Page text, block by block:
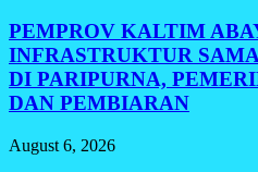
PEMPROV KALTIM
INFRASTRUKTUR
DI PARIPURNA,
DAN PEMBIARAN
August 6, 2026